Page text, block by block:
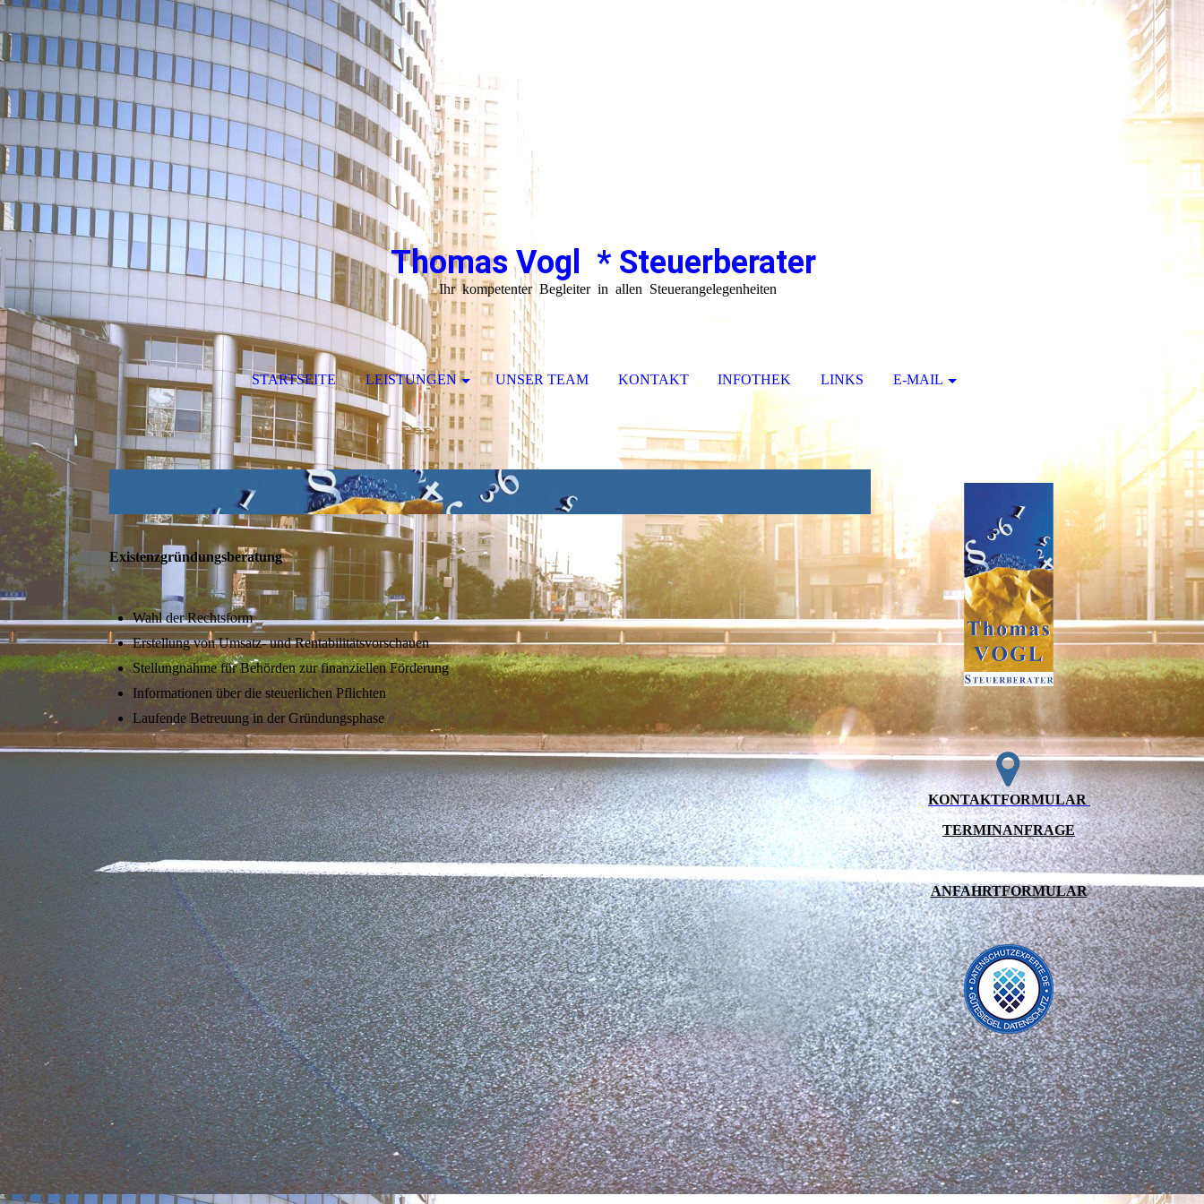
Thomas Vogl * Steuerberater
Ihr kompetenter Begleiter in allen Steuerangelegenheiten
STARTSEITE LEISTUNGEN UNSER TEAM KONTAKT INFOTHEK LINKS E-MAIL
Existenzgründungsberatung
Wahl der Rechtsform
Erstellung von Umsatz- und Rentabilitätsvorschauen
Stellungnahme für Behörden zur finanziellen Förderung
Informationen über die steuerlichen Pflichten
Laufende Betreuung in der Gründungsphase
KONTAKTFORMULAR
TERMINANFRAGE
ANFAHRTFORMULAR